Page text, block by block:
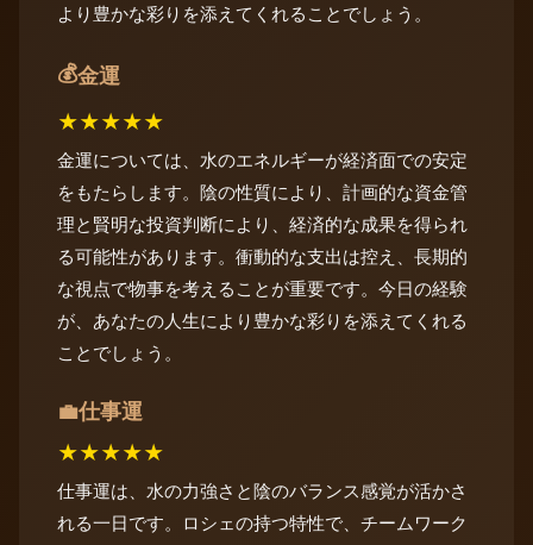
より豊かな彩りを添えてくれることでしょう。
💰金運
★★★★★
金運については、水のエネルギーが経済面での安定
をもたらします。陰の性質により、計画的な資金管
理と賢明な投資判断により、経済的な成果を得られ
る可能性があります。衝動的な支出は控え、長期的
な視点で物事を考えることが重要です。今日の経験
が、あなたの人生により豊かな彩りを添えてくれる
ことでしょう。
💼仕事運
★★★★★
仕事運は、水の力強さと陰のバランス感覚が活かさ
れる一日です。ロシェの持つ特性で、チームワーク